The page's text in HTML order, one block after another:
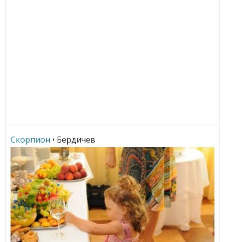
Скорпион • Бердичев